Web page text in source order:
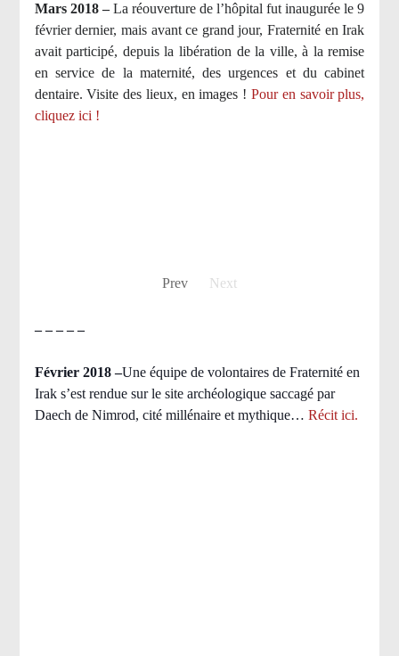
Mars 2018 –La réouverture de l’hôpital fut inaugurée le 9
février dernier, mais avant ce grand jour, Fraternité en Irak
avait participé, depuis la libération de la ville, à la remise
en service de la maternité, des urgences et du cabinet
dentaire. Visite des lieux, en images !Pour en savoir plus,
cliquez ici !
Prev Next
– – – – –
Février 2018 –Une équipe de volontaires de Fraternité en
Irak s’est rendue sur le site archéologique saccagé par
Daech de Nimrod, cité millénaire et mythique… Récit ici.